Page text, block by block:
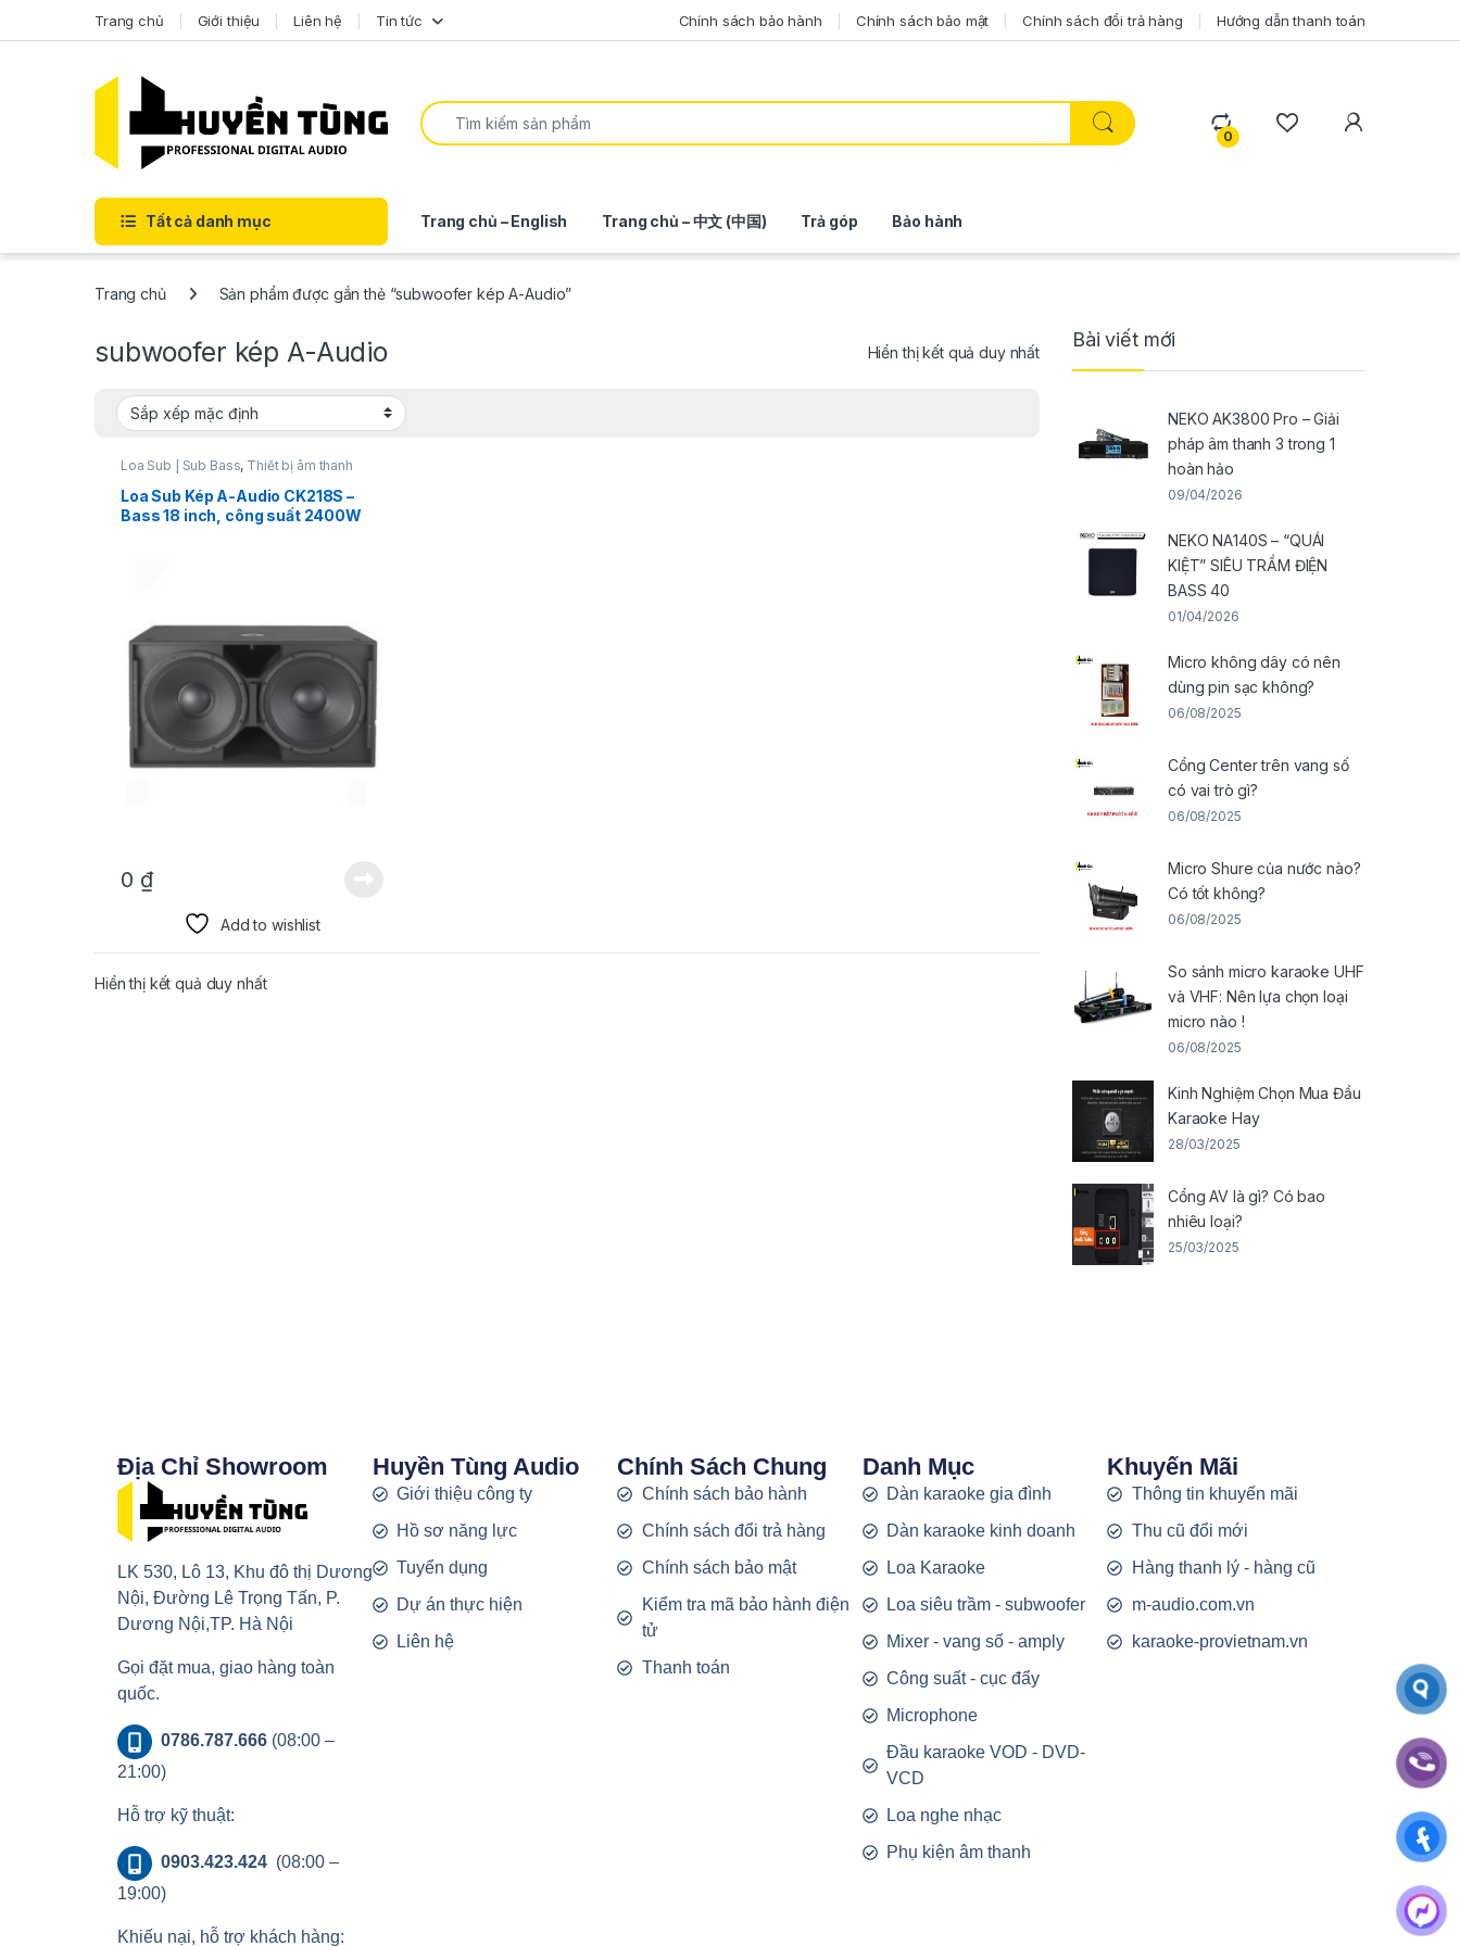
Trang chủ Giới thiệu Liên hệ Tin tức Chính sách bảo hành Chính sách bảo mật Chính sách đổi trả hàng Hướng dẫn thanh toán
0
Tất cả danh mục Trang chủ – English Trang chủ – 中文 (中国) Trả góp Bảo hành
Trang chủ Sản phẩm được gắn thẻ “subwoofer kép A-Audio”
subwoofer kép A-Audio Hiển thị kết quả duy nhất
Loa Sub | Sub Bass, Thiết bị âm thanh
karaoke | KTV
Loa Sub Kép A-Audio CK218S –
Bass 18 inch, công suất 2400W
0 ₫
Add to wishlist
Hiển thị kết quả duy nhất
Bài viết mới
NEKO AK3800 Pro – Giải
pháp âm thanh 3 trong 1
hoàn hảo
09/04/2026
NEKO NA140S – “QUÁI
KIỆT” SIÊU TRẦM ĐIỆN
BASS 40
01/04/2026
Micro không dây có nên
dùng pin sạc không?
06/08/2025
Cổng Center trên vang số
có vai trò gì?
06/08/2025
Micro Shure của nước nào?
Có tốt không?
06/08/2025
So sánh micro karaoke UHF
và VHF: Nên lựa chọn loại
micro nào !
06/08/2025
Kinh Nghiệm Chọn Mua Đầu
Karaoke Hay
28/03/2025
Cổng AV là gì? Có bao
nhiêu loại?
25/03/2025
Địa Chỉ Showroom
LK 530, Lô 13, Khu đô thị Dương
Nội, Đường Lê Trọng Tấn, P.
Dương Nội,TP. Hà Nội
Gọi đặt mua, giao hàng toàn
quốc.
0786.787.666(08:00 –
21:00)
Hỗ trợ kỹ thuật:
0903.423.424 (08:00 –
19:00)
Khiếu nại, hỗ trợ khách hàng:
Huyền Tùng Audio
Giới thiệu công ty
Hồ sơ năng lực
Tuyển dụng
Dự án thực hiện
Liên hệ
Chính Sách Chung
Chính sách bảo hành
Chính sách đổi trả hàng
Chính sách bảo mật
Kiểm tra mã bảo hành điện
tử
Thanh toán
Danh Mục
Dàn karaoke gia đình
Dàn karaoke kinh doanh
Loa Karaoke
Loa siêu trầm - subwoofer
Mixer - vang số - amply
Công suất - cục đẩy
Microphone
Đầu karaoke VOD - DVD-
VCD
Loa nghe nhạc
Phụ kiện âm thanh
Khuyến Mãi
Thông tin khuyến mãi
Thu cũ đổi mới
Hàng thanh lý - hàng cũ
m-audio.com.vn
karaoke-provietnam.vn